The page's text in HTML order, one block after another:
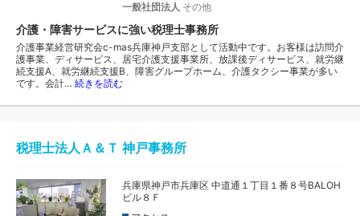
一般社団法人 その他
介護・障害サービスに強い税理士事務所
介護事業経営研究会c-mas兵庫神戸支部として活動中です。お客様は訪問介
護事業、ディサービス、居宅介護支援事業所、放課後ディサービス、就労継
続支援A、就労継続支援B、障害グループホーム、介護タクシー事業が多い
です。会計… 続きを読む
税理士法人Ａ＆Ｔ 神戸事務所
兵庫県神戸市兵庫区 中道通１丁目１番８号BALOH
ビル８Ｆ